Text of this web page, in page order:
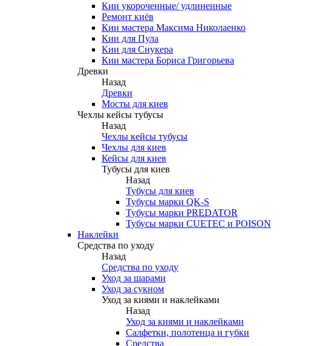
Кии укороченные/ удлиненные
Ремонт киёв
Кии мастера Максима Николаенко
Кии для Пула
Кии для Снукера
Кии мастера Бориса Григорьева
Древки
Назад
Древки
Мосты для киев
Чехлы кейсы тубусы
Назад
Чехлы кейсы тубусы
Чехлы для киев
Кейсы для киев
Тубусы для киев
Назад
Тубусы для киев
Тубусы марки QK-S
Тубусы марки PREDATOR
Тубусы марки CUETEC и POISON
Наклейки
Средства по уходу
Назад
Средства по уходу
Уход за шарами
Уход за сукном
Уход за киями и наклейками
Назад
Уход за киями и наклейками
Салфетки, полотенца и губки
Средства